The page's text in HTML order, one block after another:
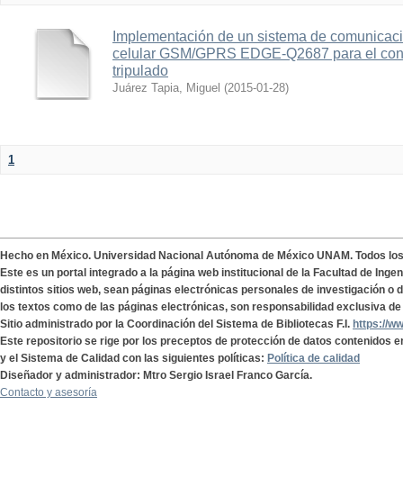
Implementación de un sistema de
celular GSM/GPRS EDGE-Q2687 para el
tripulado
Juárez Tapia, Miguel (2015-01-28)
1
Hecho en México. Universidad Nacional Autónoma de México UNAM. Todos
Este es un portal integrado a la página web institucional de la Facultad de
distintos sitios web, sean páginas electrónicas personales de investigación o
los textos como de las páginas electrónicas, son responsabilidad exclusiva
Sitio administrado por la Coordinación del Sistema de Bibliotecas F.I. https://
Este repositorio se rige por los preceptos de protección de datos contenidos
y el Sistema de Calidad con las siguientes políticas: Política de calidad
Diseñador y administrador: Mtro Sergio Israel Franco García.
Contacto y asesoría